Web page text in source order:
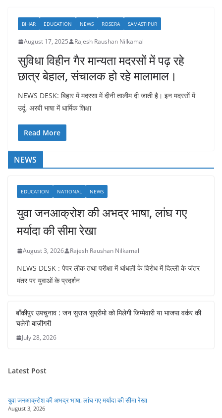
BIHAR EDUCATION NEWS ROSERA SAMASTIPUR
August 17, 2025 Rajesh Raushan Nilkamal
सुविधा विहीन गैर मान्यता मदरसों में पढ़ रहे
छात्र बेहाल, संचालक हो रहे मालामाल।
NEWS DESK: बिहार में मदरसा में दीनी तालीम दी जाती है। इन मदरसों में
उर्दू, अरबी भाषा में धार्मिक शिक्षा
Read More
NEWS
EDUCATION NATIONAL NEWS
युवा जनआक्रोश की अभद्र भाषा, लांघ गए
मर्यादा की सीमा रेखा
August 3, 2026 Rajesh Raushan Nilkamal
NEWS DESK : पेपर लीक तथा परीक्षा में धांधली के विरोध में दिल्ली के जंतर
मंतर पर युवाओं के प्रदर्शन
बाँकीपुर उपचुनाव : जन सुराज सुप्रीमो को मिलेगी जिम्मेवारी या भाजपा वर्कर की
चलेगी बाज़ीगरी
July 28, 2026
Latest Post
युवा जनआक्रोश की अभद्र भाषा, लांघ गए मर्यादा की सीमा रेखा
August 3, 2026